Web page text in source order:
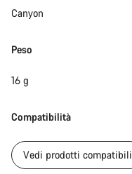
Canyon
Peso
16 g
Compatibilità
Vedi prodotti compatibili